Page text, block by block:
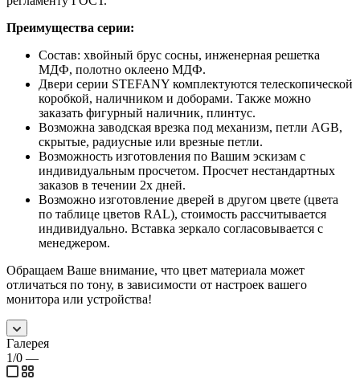
Преимущества серии:
Состав: хвойный брус сосны, инженерная решетка
МДФ, полотно оклеено МДФ.
Двери серии STEFANY комплектуются телескопической
коробкой, наличником и доборами. Также можно
заказать фигурный наличник, плинтус.
Возможна заводская врезка под механизм, петли AGB,
скрытые, радиусные или врезные петли.
Возможность изготовления по Вашим эскизам с
индивидуальным просчетом. Просчет нестандартных
заказов в течении 2х дней.
Возможно изготовление дверей в другом цвете (цвета
по таблице цветов RAL), стоимость рассчитывается
индивидуально. Вставка зеркало согласовывается с
менеджером.
Обращаем Ваше внимание, что цвет материала может
отличаться по тону, в зависимости от настроек вашего
монитора или устройства!
Галерея
1/0 —